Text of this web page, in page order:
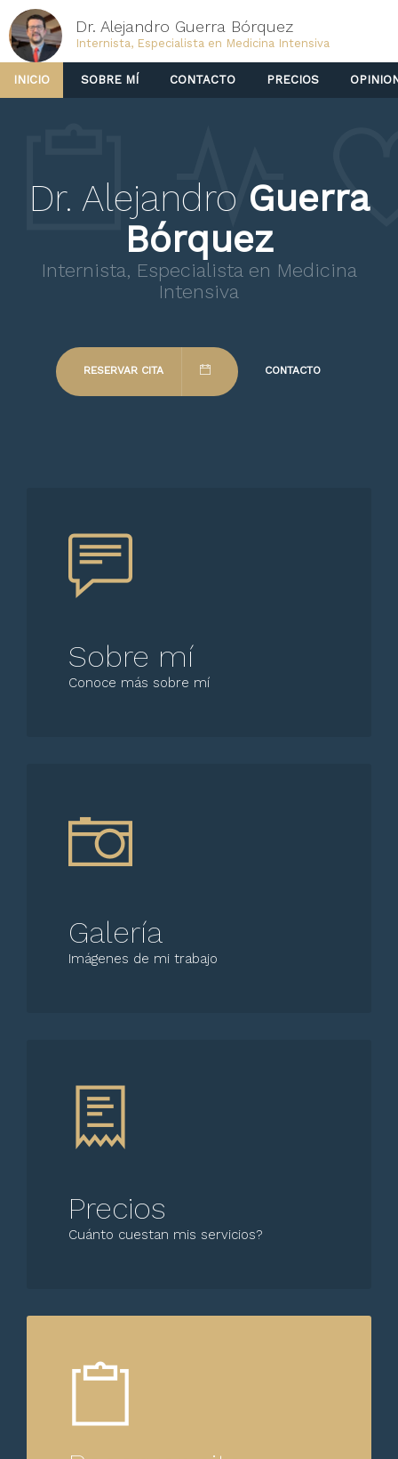
Dr. Alejandro Guerra Bórquez
Internista, Especialista en Medicina Intensiva
INICIO SOBRE MÍ CONTACTO PRECIOS
Dr. Alejandro Guerra
Bórquez
Internista, Especialista en Medicina
Intensiva
RESERVAR CITA CONTACTO
Sobre mí
Conoce más sobre mí
Galería
Imágenes de mi trabajo
Precios
Cuánto cuestan mis servicios?